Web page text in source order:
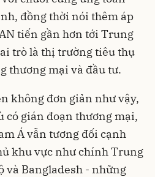
đồng thời nói thêm áp
tiến gần hơn tới Trung
trò là thị trường tiêu thụ
thương mại và đầu tư.
không đơn giản như vậy,
có gián đoạn thương mại,
Á vẫn tương đối cạnh
khu vực như chính Trung
và Bangladesh - những